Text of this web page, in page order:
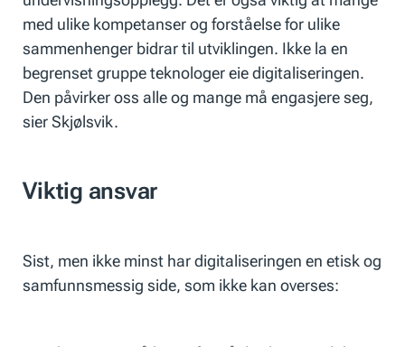
med ulike kompetanser og forståelse for ulike
sammenhenger bidrar til utviklingen. Ikke la en
begrenset gruppe teknologer eie digitaliseringen.
Den påvirker oss alle og mange må engasjere seg,
sier Skjølsvik.
Viktig ansvar
Sist, men ikke minst har digitaliseringen en etisk og
samfunnsmessig side, som ikke kan overses: